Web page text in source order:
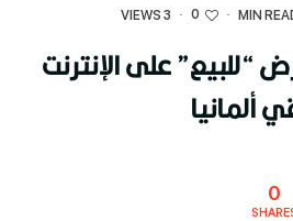
·
0
·
3 VIEWS
“للبيع” على الإنترنت
ألمانيا
0